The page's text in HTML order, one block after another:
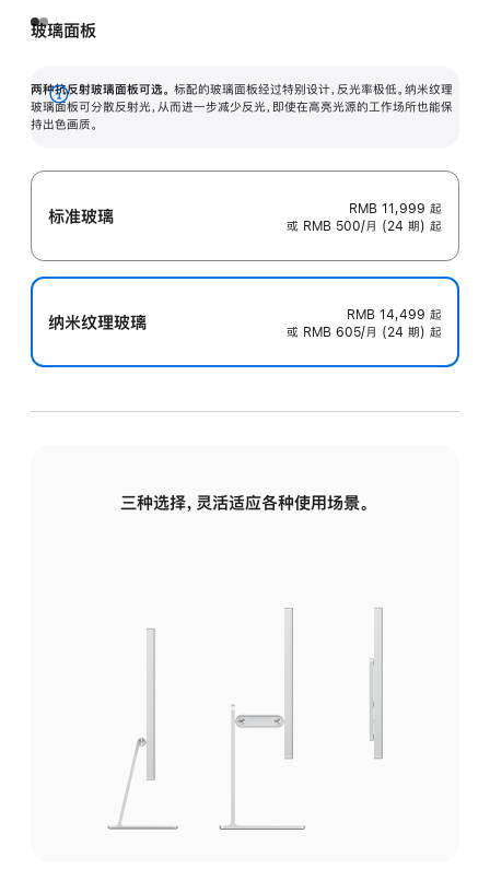
玻璃面板
两种抗反射玻璃面板可选。 标配的玻璃面板经过特别设计，反光率极低。纳米纹理
玻璃面板可分散反射光，从而进一步减少反光，即使在高亮光源的工作场所也能保
持出色画质。
展
开
标准玻璃 RMB 11,999 起
或 RMB 500/月 (24 期) 起
纳米纹理玻璃 RMB 14,499 起
或 RMB 605/月 (24 期) 起
三种选择，灵活适应各种使用场景。